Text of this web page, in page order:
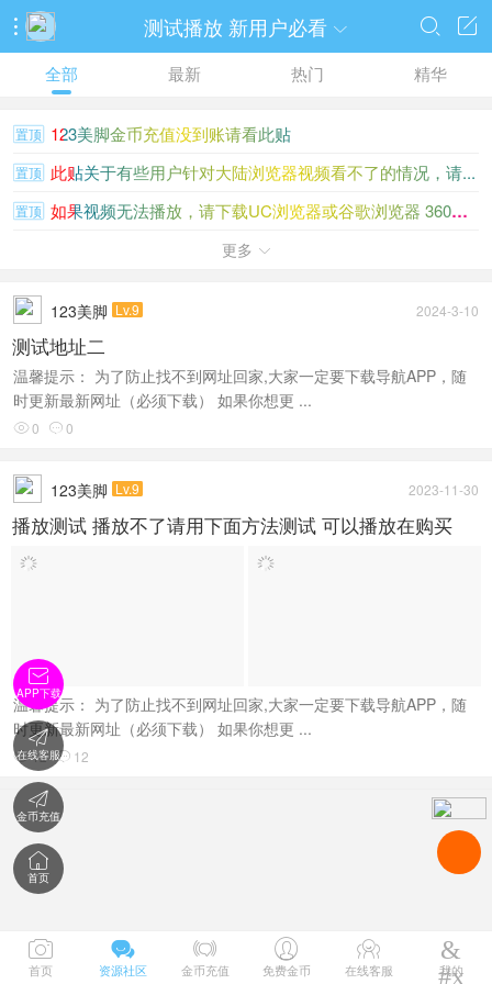
 测试播放 新用户必看  

全部 最新 热门 精华
置顶 123美脚金币充值没到账请看此贴
置顶 此贴关于有些用户针对大陆浏览器视频看不了的情况，请...
置顶 如果视频无法播放，请下载UC浏览器或谷歌浏览器 360浏览...
123美脚论坛推出推广用户注册和分享访问送金币（2025.1.1）
更多 
2024-3-10
123美脚 Lv.9
测试地址二
温馨提示： 为了防止找不到网址回家,大家一定要下载导航APP，随
时更新最新网址（必须下载） 如果你想更 ...
0  0
2023-11-30
123美脚 Lv.9
播放测试 播放不了请用下面方法测试 可以播放在购买
温馨提示： 为了防止找不到网址回家,大家一定要下载导航APP，随
时更新最新网址（必须下载） 如果你想更 ...
12  12

APP下载

在线客服

金币充值

首页

首页

资源社区

金币充值

免费金币

在线客服
&
#x
我的